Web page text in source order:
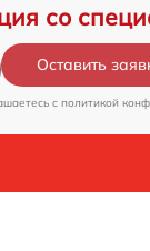
со
Оставить
c политикой